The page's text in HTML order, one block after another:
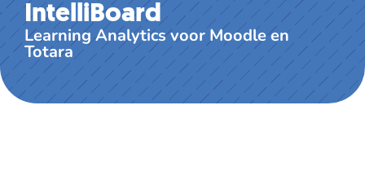
IntelliBoard
Learning Analytics voor Moodle en
Totara